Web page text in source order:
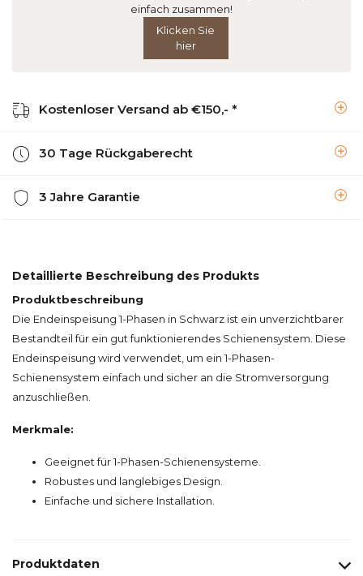
einfach zusammen!
Klicken Sie
hier
Kostenloser Versand ab €150,- *
30 Tage Rückgaberecht
3 Jahre Garantie
Detaillierte Beschreibung des Produkts
Produktbeschreibung
Die Endeinspeisung 1-Phasen in Schwarz ist ein unverzichtbarer
Bestandteil für ein gut funktionierendes Schienensystem. Diese
Endeinspeisung wird verwendet, um ein 1-Phasen-
Schienensystem einfach und sicher an die Stromversorgung
anzuschließen.
Merkmale:
Geeignet für 1-Phasen-Schienensysteme.
Robustes und langlebiges Design.
Einfache und sichere Installation.
Produktdaten